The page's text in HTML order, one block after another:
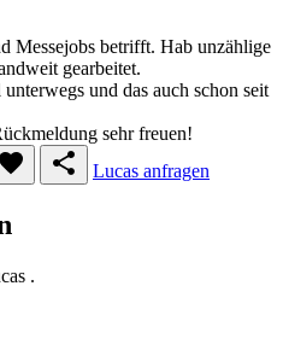
Messejobs betrifft. Hab unzählige
gearbeitet.
und das auch schon seit
sehr freuen!
Lucas anfragen
.